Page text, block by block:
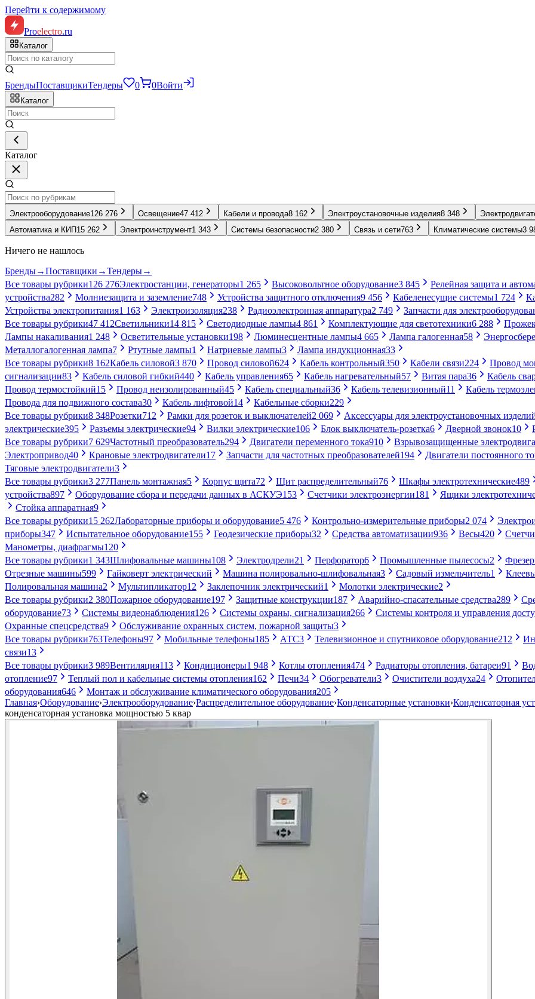
Перейти к содержимому
Proelectro.ru
Каталог
БрендыПоставщикиТендеры 0 0Войти
Каталог
Каталог
Электрооборудование126 276 Освещение47 412 Кабели и провода8 162 Электроустановочные изделия8 348
Автоматика и КИП 15 262 Электроинструмент1 343 Системы безопасности2 380 Связь и сети763 Климатические системы3
Ничего не нашлось
Бренды→Поставщики →Тендеры→
Все товары рубрики126 276Электростанции, генераторы1 265 Высоковольтное оборудование3 845
Релейная защита и
устройства282 Молниезащита и заземление748 Устройства защитного отключения9 456 Кабеленесущие системы1 724
Устройства электропитания1 163 Электроизоляция238 Радиоэлектронная аппаратура2 749
Запчасти для
Все товары рубрики47 412Светильники14 815 Светодиодные лампы4 861 Комплектующие для светотехники6 288
Лампы накаливания1 248 Осветительные установки198 Люминесцентные лампы4 665 Лампа галогенная58
Металлогалогенная лампа7 Ртутные лампы1 Натриевые лампы3 Лампа индукционная33
Все товары рубрики8 162Кабель силовой3 870 Провод силовой624 Кабель контрольный350 Кабели связи224
Провод
сигнализации83 Кабель силовой гибкий440 Кабель управления65 Кабель нагревательный57 Витая пара36
Кабель
Провод термостойкий15 Провод неизолированный45 Кабель специальный36 Кабель телевизионный11
Кабель
Провода для подвижного состава30 Кабель лифтовой14 Кабельные сборки229
Все товары рубрики8 348Розетки712 Рамки для розеток и выключателей2 069
Аксессуары для электроустановочных
электрические395 Разъемы электрические94 Вилки электрические106 Блок выключатель-розетка6 Дверной звонок10
Все товары рубрики7 629Частотный преобразователь294 Двигатели переменного тока910
Взрывозащищенные
Электропривод40 Крановые электродвигатели17 Запчасти для частотных преобразователей194
Двигатели постоянного
Тяговые электродвигатели3
Все товары рубрики3 277Панель монтажная5 Корпус щита72 Щит распределительный76 Шкафы электротехнические489
устройства897 Оборудование сбора и передачи данных в АСКУЭ153 Счетчики электроэнергии181
Ящики
Стойка аппаратная9
Все товары рубрики15 262Лабораторные приборы и оборудование5 476 Контрольно-измерительные приборы2 074
приборы347 Испытательное оборудование155 Геодезические приборы32 Средства автоматизации936 Весы420
Манометры, диафрагмы120
Все товары рубрики1 343Шлифовальные машины108 Электродрели21 Перфоратор6 Промышленные пылесосы2
Отрезные машины599 Гайковерт электрический Машина полировально-шлифовальная3 Садовый измельчитель1
Полировальная машина2 Мультипликатор12 Заклепочник электрический1 Молотки электрические2
Все товары рубрики2 380Пожарное оборудование197 Защитные конструкции187 Аварийно-спасательные средства289
оборудование73 Системы видеонаблюдения126 Системы охраны, сигнализация266
Системы контроля и управления
Охранные спецсредства9 Обслуживание охранных систем, пожарной защиты3
Все товары рубрики763Телефоны97 Мобильные телефоны185 АТС3 Телевизионное и спутниковое оборудование212
связи13
Все товары рубрики3 989Вентиляция113 Кондиционеры1 948 Котлы отопления474 Радиаторы отопления, батареи91
отопление97 Теплый пол и кабельные системы отопления162 Печи34 Обогреватели3 Очистители воздуха24
оборудования646 Монтаж и обслуживание климатического оборудования205
Главная›Оборудование›Электрооборудование›Распределительное оборудование›Конденсаторные установки›Конденсаторная
конденсаторная установка мощностью 5 квар